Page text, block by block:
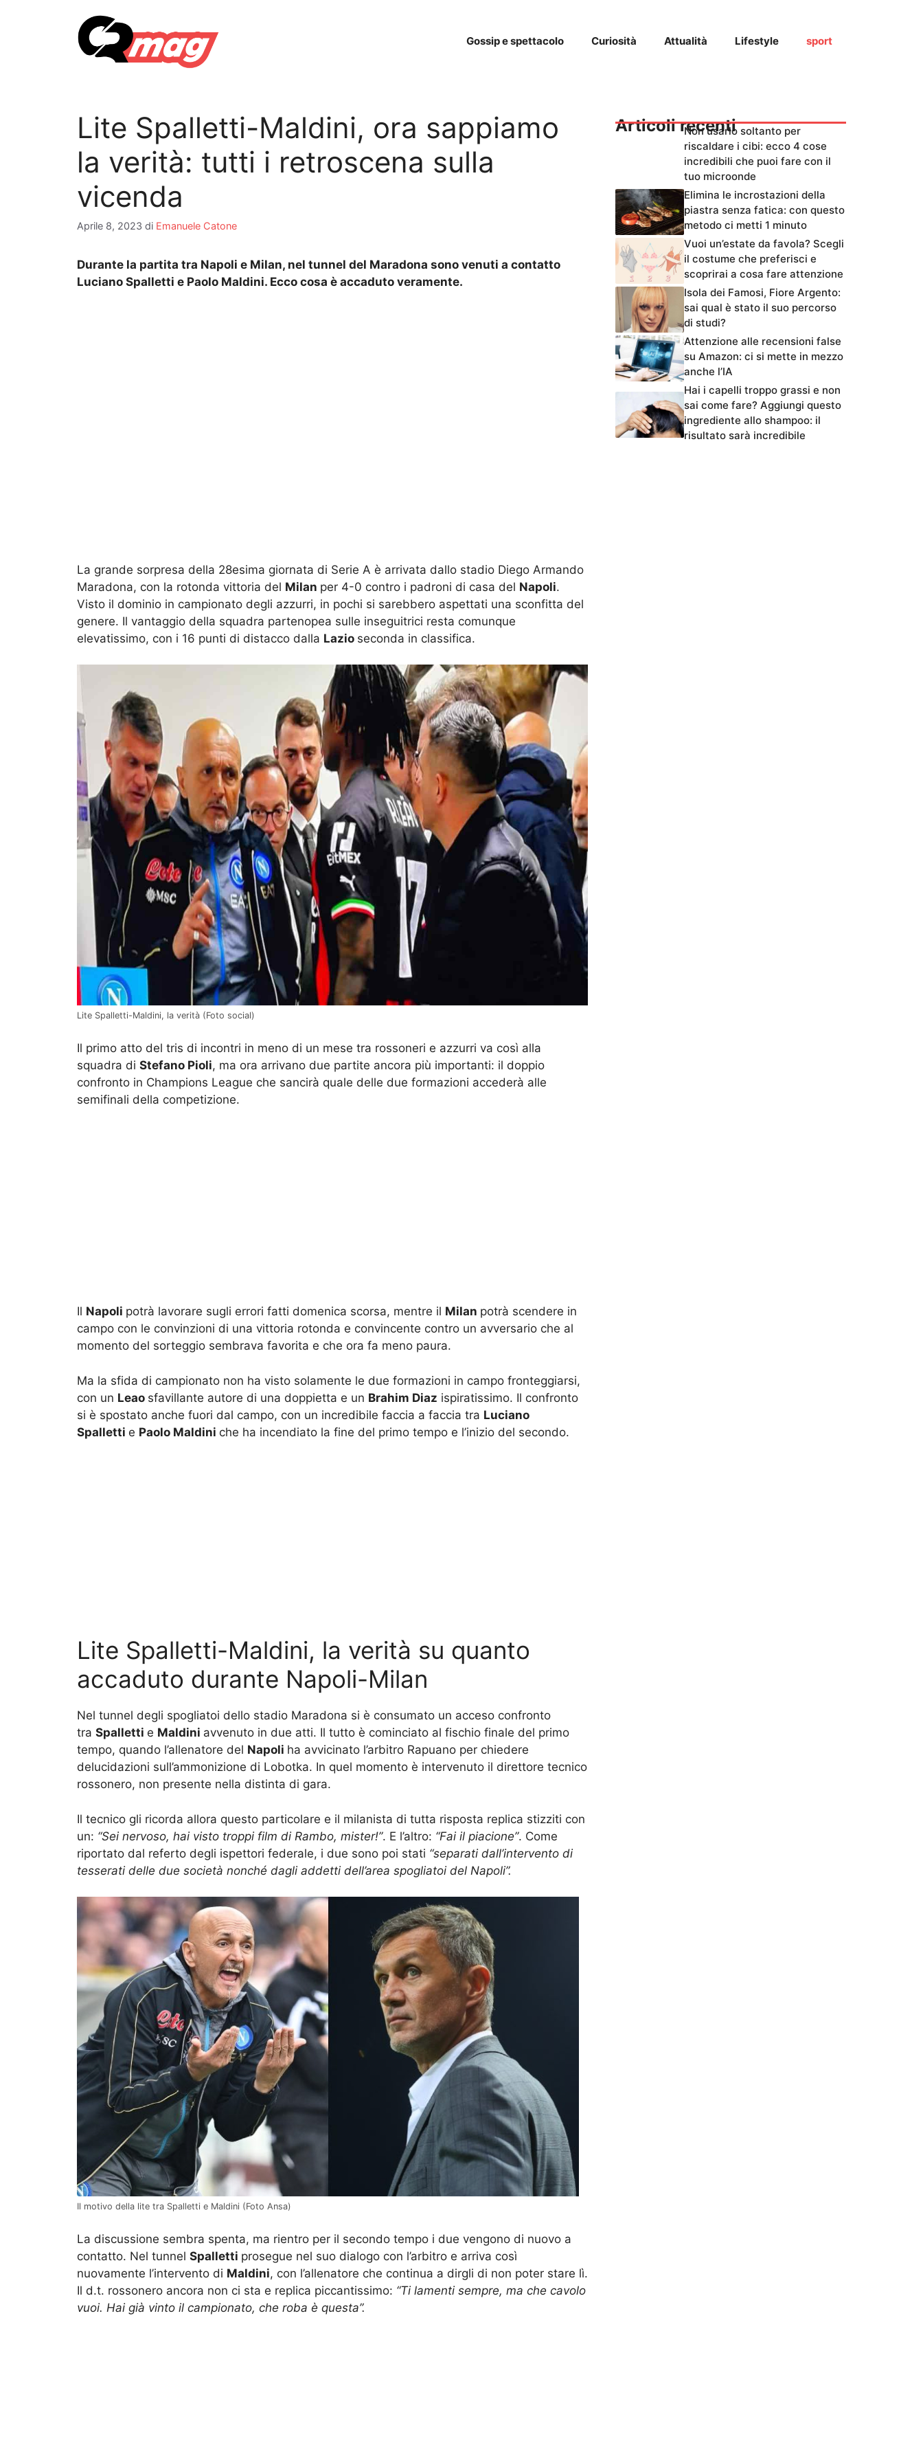
Gossip e spettacolo Curiosità Attualità Lifestyle sport
Lite Spalletti-Maldini, ora sappiamo
la verità: tutti i retroscena sulla
vicenda
Aprile 8, 2023 di Emanuele Catone
Durante la partita tra Napoli e Milan, nel tunnel del Maradona sono venuti a contatto
Luciano Spalletti e Paolo Maldini. Ecco cosa è accaduto veramente.
La grande sorpresa della 28esima giornata di Serie A è arrivata dallo stadio Diego Armando
Maradona, con la rotonda vittoria del Milan per 4-0 contro i padroni di casa del Napoli.
Visto il dominio in campionato degli azzurri, in pochi si sarebbero aspettati una sconfitta del
genere. Il vantaggio della squadra partenopea sulle inseguitrici resta comunque
elevatissimo, con i 16 punti di distacco dalla Lazio seconda in classifica.
Lite Spalletti-Maldini, la verità (Foto social)
Il primo atto del tris di incontri in meno di un mese tra rossoneri e azzurri va così alla
squadra di Stefano Pioli, ma ora arrivano due partite ancora più importanti: il doppio
confronto in Champions League che sancirà quale delle due formazioni accederà alle
semifinali della competizione.
Il Napoli potrà lavorare sugli errori fatti domenica scorsa, mentre il Milan potrà scendere in
campo con le convinzioni di una vittoria rotonda e convincente contro un avversario che al
momento del sorteggio sembrava favorita e che ora fa meno paura.
Ma la sfida di campionato non ha visto solamente le due formazioni in campo fronteggiarsi,
con un Leao sfavillante autore di una doppietta e un Brahim Diaz ispiratissimo. Il confronto
si è spostato anche fuori dal campo, con un incredibile faccia a faccia tra Luciano
Spalletti e Paolo Maldini che ha incendiato la fine del primo tempo e l’inizio del secondo.
Lite Spalletti-Maldini, la verità su quanto
accaduto durante Napoli-Milan
Nel tunnel degli spogliatoi dello stadio Maradona si è consumato un acceso confronto
tra Spalletti e Maldini avvenuto in due atti. Il tutto è cominciato al fischio finale del primo
tempo, quando l’allenatore del Napoli ha avvicinato l’arbitro Rapuano per chiedere
delucidazioni sull’ammonizione di Lobotka. In quel momento è intervenuto il direttore tecnico
rossonero, non presente nella distinta di gara.
Il tecnico gli ricorda allora questo particolare e il milanista di tutta risposta replica stizziti con
un: “Sei nervoso, hai visto troppi film di Rambo, mister!”. E l’altro: “Fai il piacione”. Come
riportato dal referto degli ispettori federale, i due sono poi stati “separati dall’intervento di
tesserati delle due società nonché dagli addetti dell’area spogliatoi del Napoli”.
Il motivo della lite tra Spalletti e Maldini (Foto Ansa)
La discussione sembra spenta, ma rientro per il secondo tempo i due vengono di nuovo a
contatto. Nel tunnel Spalletti prosegue nel suo dialogo con l’arbitro e arriva così
nuovamente l’intervento di Maldini, con l’allenatore che continua a dirgli di non poter stare lì.
Il d.t. rossonero ancora non ci sta e replica piccantissimo: “Ti lamenti sempre, ma che cavolo
vuoi. Hai già vinto il campionato, che roba è questa”.
Articoli recentiNon usarlo soltanto per
riscaldare i cibi: ecco 4 cose
incredibili che puoi fare con il
tuo microonde
Elimina le incrostazioni della
piastra senza fatica: con questo
metodo ci metti 1 minuto
Vuoi un’estate da favola? Scegli
il costume che preferisci e
scoprirai a cosa fare attenzione
Isola dei Famosi, Fiore Argento:
sai qual è stato il suo percorso
di studi?
Attenzione alle recensioni false
su Amazon: ci si mette in mezzo
anche l’IA
Hai i capelli troppo grassi e non
sai come fare? Aggiungi questo
ingrediente allo shampoo: il
risultato sarà incredibile